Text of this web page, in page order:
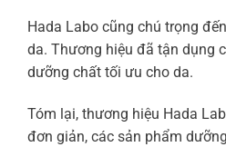
Hada Labo cũng chú trọng
da. Thương hiệu đã tận dụng
dưỡng chất tối ưu cho da.
Tóm lại, thương hiệu Hada
đơn giản, các sản phẩm